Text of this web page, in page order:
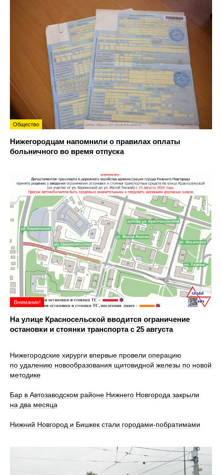
Общество
Нижегородцам напомнили о правилах оплаты
больничного во время отпуска
Внимание!
На улице Красносельской вводится ограничение
остановки и стоянки транспорта с 25 августа
Нижегородские хирурги впервые провели операцию
по удалению новообразования щитовидной железы по новой
методике
Бар в Автозаводском районе Нижнего Новгорода закрыли
на два месяца
Нижний Новгород и Бишкек стали городами-побратимами